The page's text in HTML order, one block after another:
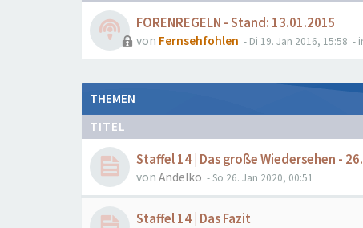
FORENREGELN - Stand: 13.01.2015
von Fernsehfohlen - Di 19. Jan 2016, 15:58 -
THEMEN
TITEL
Staffel 14 | Das große Wiedersehen -
von Andelko - So 26. Jan 2020, 00:51
Staffel 14 | Das Fazit